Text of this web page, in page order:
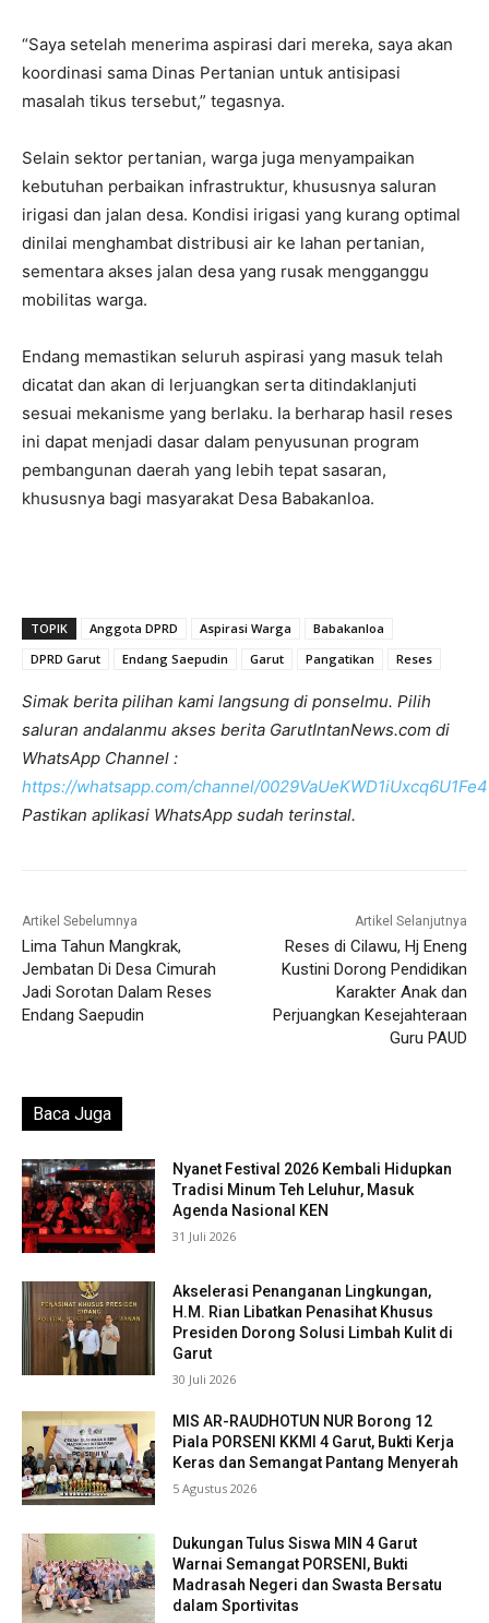
“Saya setelah menerima aspirasi dari mereka, saya akan
koordinasi sama Dinas Pertanian untuk antisipasi
masalah tikus tersebut,” tegasnya.
Selain sektor pertanian, warga juga menyampaikan
kebutuhan perbaikan infrastruktur, khususnya saluran
irigasi dan jalan desa. Kondisi irigasi yang kurang optimal
dinilai menghambat distribusi air ke lahan pertanian,
sementara akses jalan desa yang rusak mengganggu
mobilitas warga.
Endang memastikan seluruh aspirasi yang masuk telah
dicatat dan akan di lerjuangkan serta ditindaklanjuti
sesuai mekanisme yang berlaku. Ia berharap hasil reses
ini dapat menjadi dasar dalam penyusunan program
pembangunan daerah yang lebih tepat sasaran,
khususnya bagi masyarakat Desa Babakanloa.
TOPIK Anggota DPRD Aspirasi Warga
Babakanloa
DPRD Garut
Endang Saepudin Garut Pangatikan Reses
Simak berita pilihan kami langsung di ponselmu. Pilih
saluran andalanmu akses berita GarutIntanNews.com di
WhatsApp Channel :
https://whatsapp.com/channel/
Pastikan aplikasi WhatsApp sudah terinstal.
Artikel Sebelumnya
Lima Tahun Mangkrak,
Jembatan Di Desa Cimurah
Jadi Sorotan Dalam Reses
Endang Saepudin
Artikel Selanjutnya
Reses di Cilawu, Hj Eneng
Kustini Dorong Pendidikan
Karakter Anak dan
Perjuangkan Kesejahteraan
Guru PAUD
Baca Juga
Nyanet Festival 2026 Kembali Hidupkan
Tradisi Minum Teh Leluhur, Masuk
Agenda Nasional KEN
31 Juli 2026
Akselerasi Penanganan Lingkungan,
H.M. Rian Libatkan Penasihat Khusus
Presiden Dorong Solusi Limbah Kulit di
Garut
30 Juli 2026
MIS AR-RAUDHOTUN NUR Borong 12
Piala PORSENI KKMI 4 Garut, Bukti Kerja
Keras dan Semangat Pantang Menyerah
5 Agustus 2026
Dukungan Tulus Siswa MIN 4 Garut
Warnai Semangat PORSENI, Bukti
Madrasah Negeri dan Swasta Bersatu
dalam Sportivitas